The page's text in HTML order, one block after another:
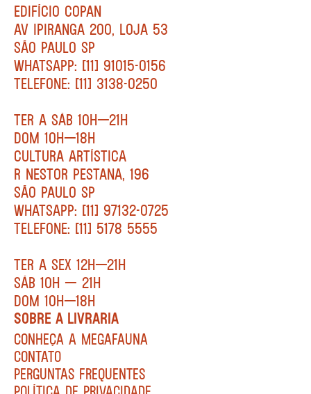
EDIFÍCIO COPAN
AV IPIRANGA 200, LOJA 53
SÃO PAULO SP
WHATSAPP: [11] 91015-0156
TELEFONE: [11] 3138-0250
TER A SÁB 10H—21H
DOM 10H—18H
CULTURA ARTÍSTICA
R NESTOR PESTANA, 196
SÃO PAULO SP
WHATSAPP: [11] 97132-0725
TELEFONE: [11] 5178 5555
TER A SEX 12H—21H
SÁB 10H — 21H
DOM 10H—18H
SOBRE A LIVRARIA
CONHEÇA A MEGAFAUNA
CONTATO
PERGUNTAS FREQUENTES